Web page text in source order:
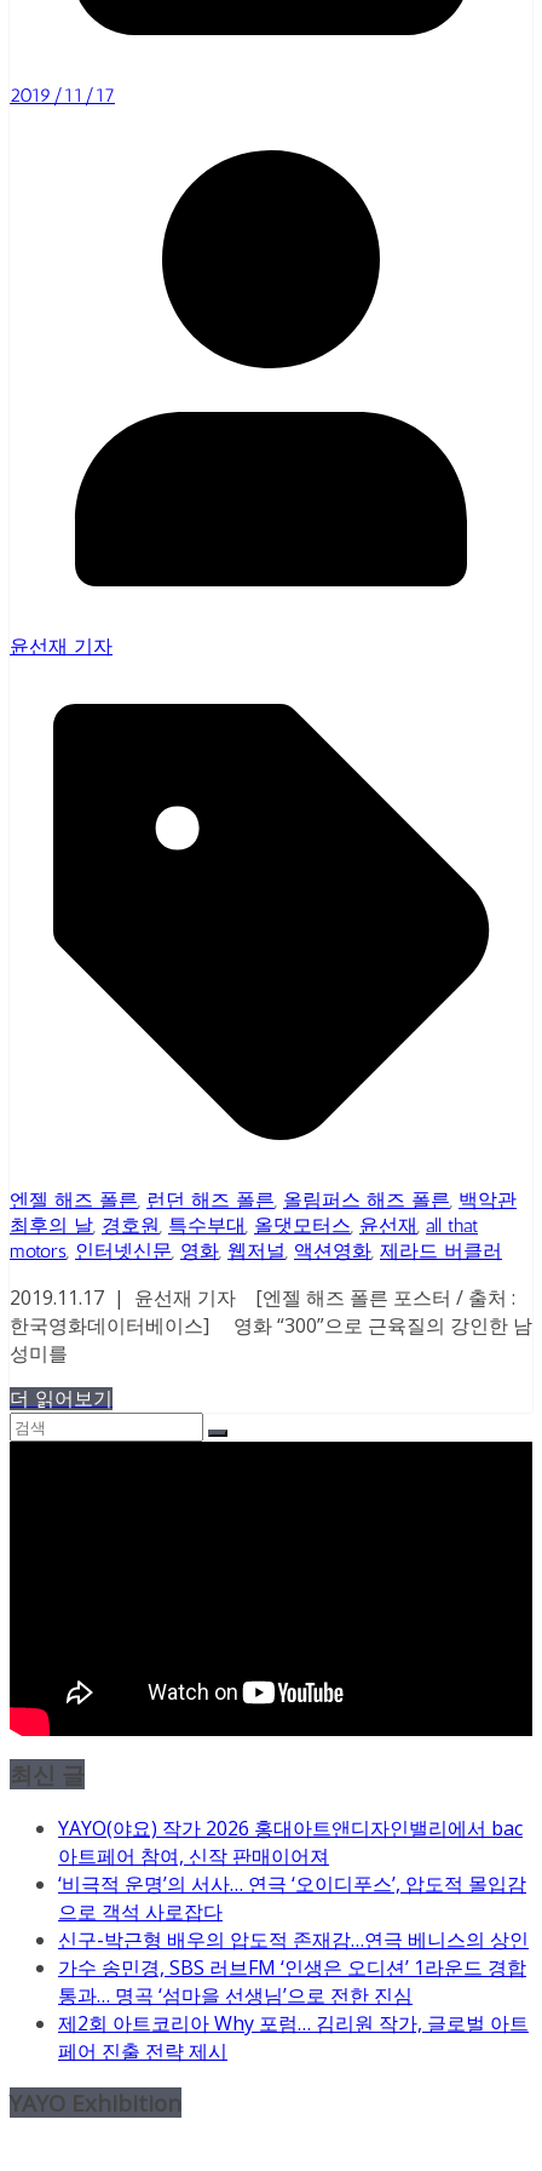
2019/11/17
윤선재 기자
엔젤 해즈 폴른, 런던 해즈 폴른, 올림퍼스 해즈 폴른, 백악관
최후의 날, 경호원, 특수부대, 올댓모터스, 윤선재, all that
motors, 인터넷신문, 영화, 웹저널, 액션영화, 제라드 버클러
2019.11.17 | 윤선재 기자 [엔젤 해즈 폴른 포스터 / 출처 :
한국영화데이터베이스] 영화 “300”으로 근육질의 강인한 남
성미를
더 읽어보기
최신 글
YAYO(야요) 작가 2026 홍대아트앤디자인밸리에서 bac
아트페어 참여, 신작 판매이어져
‘비극적 운명’의 서사… 연극 ‘오이디푸스’, 압도적 몰입감
으로 객석 사로잡다
신구-박근형 배우의 압도적 존재감…연극 베니스의 상인
가수 송민경, SBS 러브FM ‘인생은 오디션’ 1라운드 경합
통과… 명곡 ‘섬마을 선생님’으로 전한 진심
제2회 아트코리아 Why 포럼… 김리원 작가, 글로벌 아트
페어 진출 전략 제시
YAYO Exhibition